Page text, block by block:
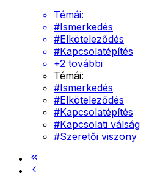
Témái:
#Ismerkedés
#Elköteleződés
#Kapcsolatépítés
+2 további
Témái:
#Ismerkedés
#Elköteleződés
#Kapcsolatépítés
#Kapcsolati válság
#Szeretői viszony